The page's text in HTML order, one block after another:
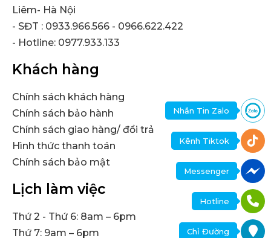
Liêm- Hà Nội
- SĐT : 0933.966.566 - 0966.622.422
- Hotline: 0977.933.133
Khách hàng
Chính sách khách hàng
Chính sách bảo hành
Chính sách giao hàng/ đổi trả
Hình thức thanh toán
Chính sách bảo mật
Lịch làm việc
Thứ 2 - Thứ 6: 8am – 6pm
Thứ 7: 9am – 6pm
Nhắn Tin Zalo
Kênh Tiktok
Messenger
Hotline
Chỉ Đường